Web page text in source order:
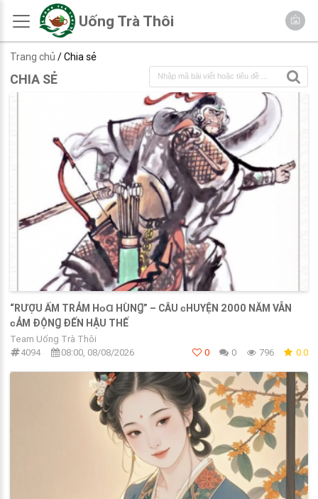
Uống Trà Thôi
Trang chủ / Chia sẻ
CHIA SẺ
“RƯỢU ẤM TRẢM HᴏⱭ HÙNꞬ” – CÂU ᴄHUYỆN 2000 NĂM VẪN
ᴄẢM ĐỘNꞬ ĐẾN HẬU THẾ
Team Uống Trà Thôi
4094
08:00, 08/08/2026 0 0 796 0.0